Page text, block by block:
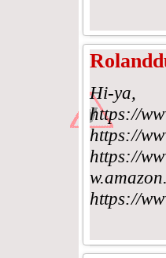
Hi-
https://
https://
https://